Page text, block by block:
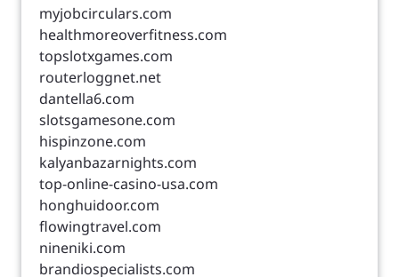
myjobcirculars.com
healthmoreoverfitness.com
topslotxgames.com
routerloggnet.net
dantella6.com
slotsgamesone.com
hispinzone.com
kalyanbazarnights.com
top-online-casino-usa.com
honghuidoor.com
flowingtravel.com
nineniki.com
brandiospecialists.com